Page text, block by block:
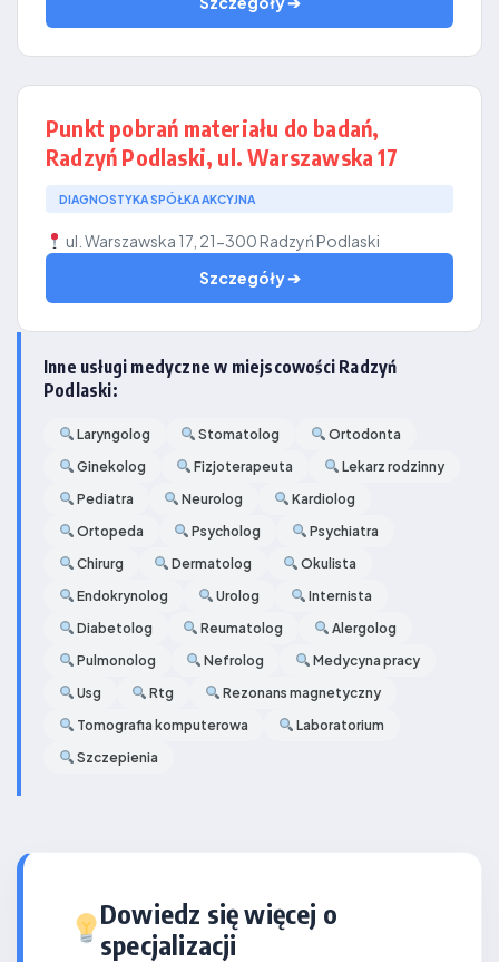
Punkt pobrań materiału do badań,
Radzyń Podlaski, ul. Warszawska 17
DIAGNOSTYKA SPÓŁKA AKCYJNA
ul. Warszawska 17, 21-300 Radzyń Podlaski
Szczegóły ➔
Inne usługi medyczne w miejscowości Radzyń
Podlaski:
Laryngolog Stomatolog
Ortodonta
Ginekolog
Fizjoterapeuta
Lekarz rodzinny
Pediatra
Neurolog
Kardiolog
Ortopeda
Psycholog
Psychiatra
Chirurg
Dermatolog
Okulista
Endokrynolog
Urolog
Internista
Diabetolog
Reumatolog
Alergolog
Pulmonolog
Nefrolog
Medycyna pracy
Usg
Rtg
Rezonans magnetyczny
Tomografia komputerowa
Laboratorium
Szczepienia
Dowiedz się więcej o
specjalizacji